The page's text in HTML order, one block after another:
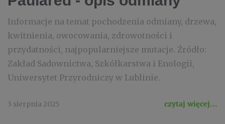
Informacje na temat pochodzenia odmiany, drzewa,
kwitnienia, owocowania, zdrowotności i
przydatności, najpopularniejsze mutacje. Źródło:
Zakład Sadownictwa, Szkółkarstwa i Enologii,
Uniwersytet Przyrodniczy w Lublinie.
3 sierpnia 2025 czytaj więcej...